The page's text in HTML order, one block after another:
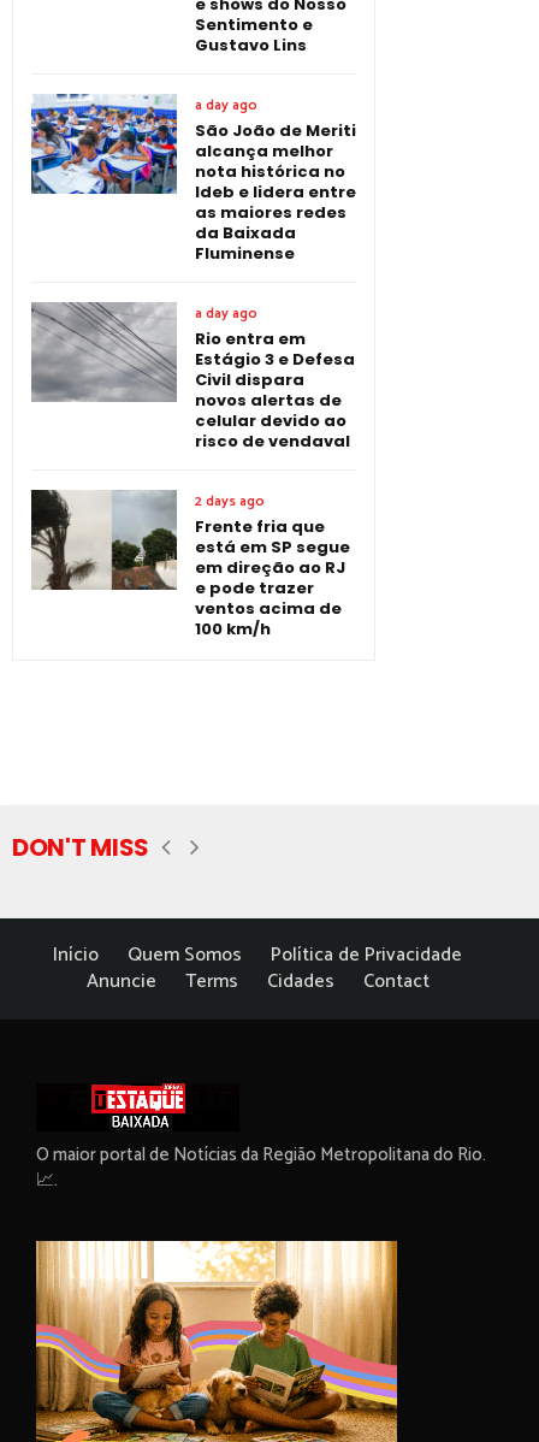
Sentimento e
Gustavo Lins
a day ago
São João de Meriti
alcança melhor
nota histórica no
Ideb e lidera entre
as maiores redes
da Baixada
Fluminense
a day ago
Rio entra em
Estágio 3 e Defesa
Civil dispara
novos alertas de
celular devido ao
risco de vendaval
2 days ago
Frente fria que
está em SP segue
em direção ao RJ
e pode trazer
ventos acima de
100 km/h
DON'T MISS
Início Quem Somos
Política de Privacidade
Anuncie
Terms Cidades Contact
O maior portal de Notícias da Região Metropolitana do Rio.
📈.